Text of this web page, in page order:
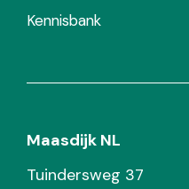
Kennisbank
Maasdijk NL
Tuindersweg 37